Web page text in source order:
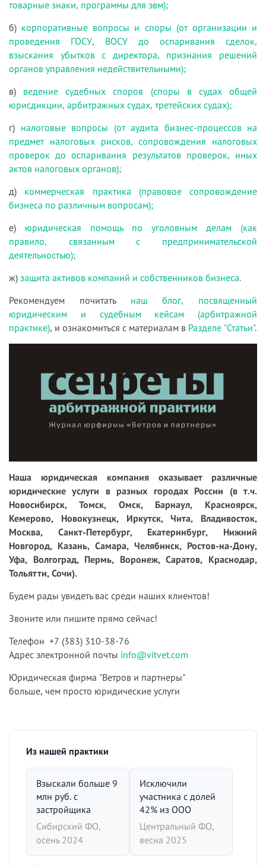
товарные знаки, программы для эвм);
б) корпоративные вопросы и споры (от организации и
проведения ГОСУ, ВОСУ до оспаривания сделок,
взыскания убытков с директора, признания решений
органов управления недействительными);
в) ведение судебных споров (споры в судах общей
юрисдикции, арбитражных судах, третейских судах);
г) налоговые вопросы (от аудита бизнес-процессов на
предмет налоговых рисков, сопровождения налоговых
проверок до оспаривания результатов проверок, иных
актов налоговых органов);
д) коммерческая практика (правовое сопровождение
бизнеса по различным вопросам);
е) юридическая помощь по уголовным делам (как
правило, связанным с предпринимательской
деятельностью);
ж) защита активов компаний и собственников бизнеса.
Рекомендуем почитать наш блог, посвященный
юридическим и судебным кейсам (арбитражной
практике), и ознакомиться с материалам в Разделе "Статьи".
Наша юридическая компания оказывает различные
юридические услуги в разных городах России (в т.ч.
Новосибирск, Томск, Омск, Барнаул, Красноярск,
Кемерово, Новокузнецк, Иркутск, Чита, Владивосток,
Москва, Санкт-Петербург, Екатеринбург, Нижний
Новгород, Казань, Самара, Челябинск, Ростов-на-Дону,
Уфа, Волгоград, Пермь, Воронеж, Саратов, Краснодар,
Тольятти, Сочи).
Будем рады увидеть вас среди наших клиентов!
Звоните или пишите прямо сейчас!
Телефон +7 (383) 310-38-76
Адрес электронной почты info@vitvet.com
Юридическая фирма "Ветров и партнеры"
больше, чем просто юридические услуги
Из нашей практики
Взыскали больше 9
млн руб. с
застройщика
Сибирский ФО,
осень 2024
Исключили
участника с долей
42% из ООО
Центральный ФО,
весна 2025